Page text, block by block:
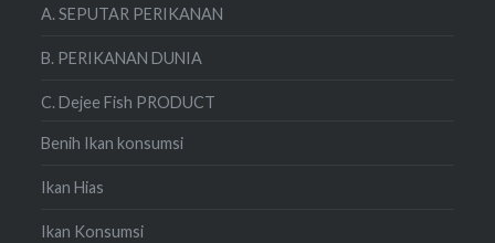
A. SEPUTAR PERIKANAN
B. PERIKANAN DUNIA
C. Dejee Fish PRODUCT
Benih Ikan konsumsi
Ikan Hias
Ikan Konsumsi